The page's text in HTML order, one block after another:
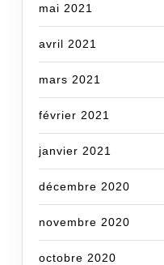
mai 2021
avril 2021
mars 2021
février 2021
janvier 2021
décembre 2020
novembre 2020
octobre 2020